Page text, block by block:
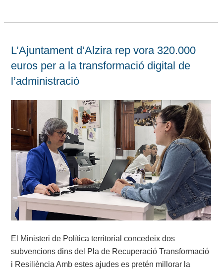
L’Ajuntament d’Alzira rep vora 320.000
euros per a la transformació digital de
l’administració
El Ministeri de Política territorial concedeix dos
subvencions dins del Pla de Recuperació Transformació
i Resiliència Amb estes ajudes es pretén millorar la